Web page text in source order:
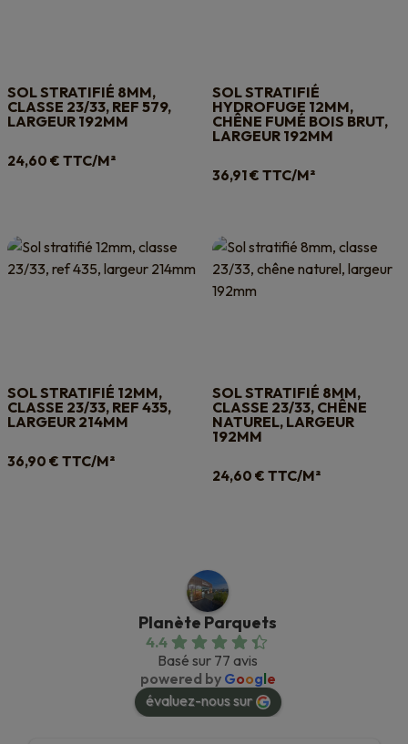
SOL STRATIFIÉ 8MM,
CLASSE 23/33, REF 579,
LARGEUR 192MM
24,60 € TTC/M²
SOL STRATIFIÉ
HYDROFUGE 12MM,
CHÊNE FUMÉ BOIS BRUT,
LARGEUR 192MM
36,91€ TTC/M²
SOL STRATIFIÉ 12MM,
CLASSE 23/33, REF 435,
LARGEUR 214MM
36,90 € TTC/M²
SOL STRATIFIÉ 8MM,
CLASSE 23/33, CHÊNE
NATUREL, LARGEUR
192MM
24,60 € TTC/M²
Planète Parquets
4.4
Basé sur 77 avis
powered by Google
évaluez-nous sur